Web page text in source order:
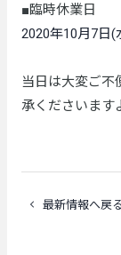
■臨時休業日
2020年10月7日(
当日は大変ご不
承くださいます
最新情報へ戻る